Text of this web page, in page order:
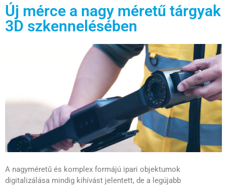
Új mérce a nagy méretű tárgyak
3D szkennelésében
A nagyméretű és komplex formájú ipari objektumok
digitalizálása mindig kihívást jelentett, de a legújabb